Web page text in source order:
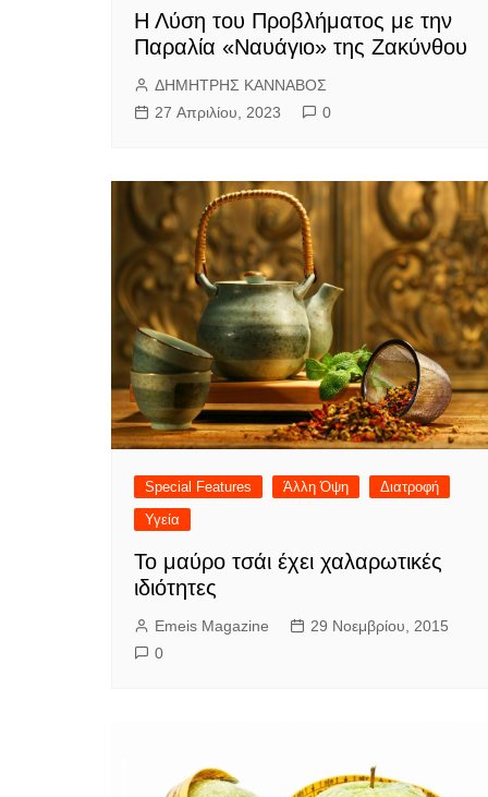
Η Λύση του Προβλήματος με την
Παραλία «Ναυάγιο» της Ζακύνθου
ΔΗΜΗΤΡΗΣ ΚΑΝΝΑΒΟΣ
27 Απριλίου, 2023
0
Special Features Άλλη Όψη
Διατροφή
Υγεία
Το μαύρο τσάι έχει χαλαρωτικές
ιδιότητες
Emeis Magazine
29 Νοεμβρίου, 2015
0